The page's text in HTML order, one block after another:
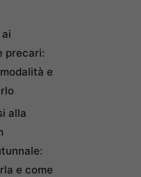
precari:
e
alla
e come